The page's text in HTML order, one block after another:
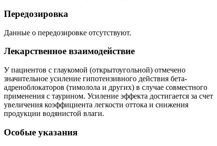
Передозировка
Данные о передозировке отсутствуют.
Лекарственное взаимодействие
У пациентов с глаукомой (открытоугольной) отмечено
значительное усиление гипотензивного действия бета-
адреноблокаторов (тимолола и других) в случае совместного
применения с таурином. Усиление эффекта достигается за счет
увеличения коэффициента легкости оттока и снижения
продукции водянистой влаги.
Особые указания